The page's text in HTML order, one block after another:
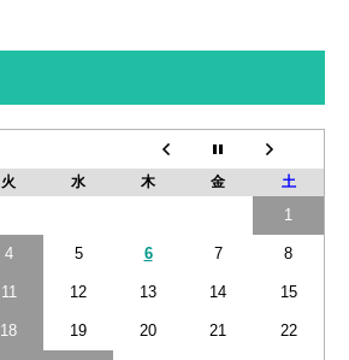
火 水 木 金 土
1
4 5 6 7 8
11 12 13 14 15
18 19 20 21 22